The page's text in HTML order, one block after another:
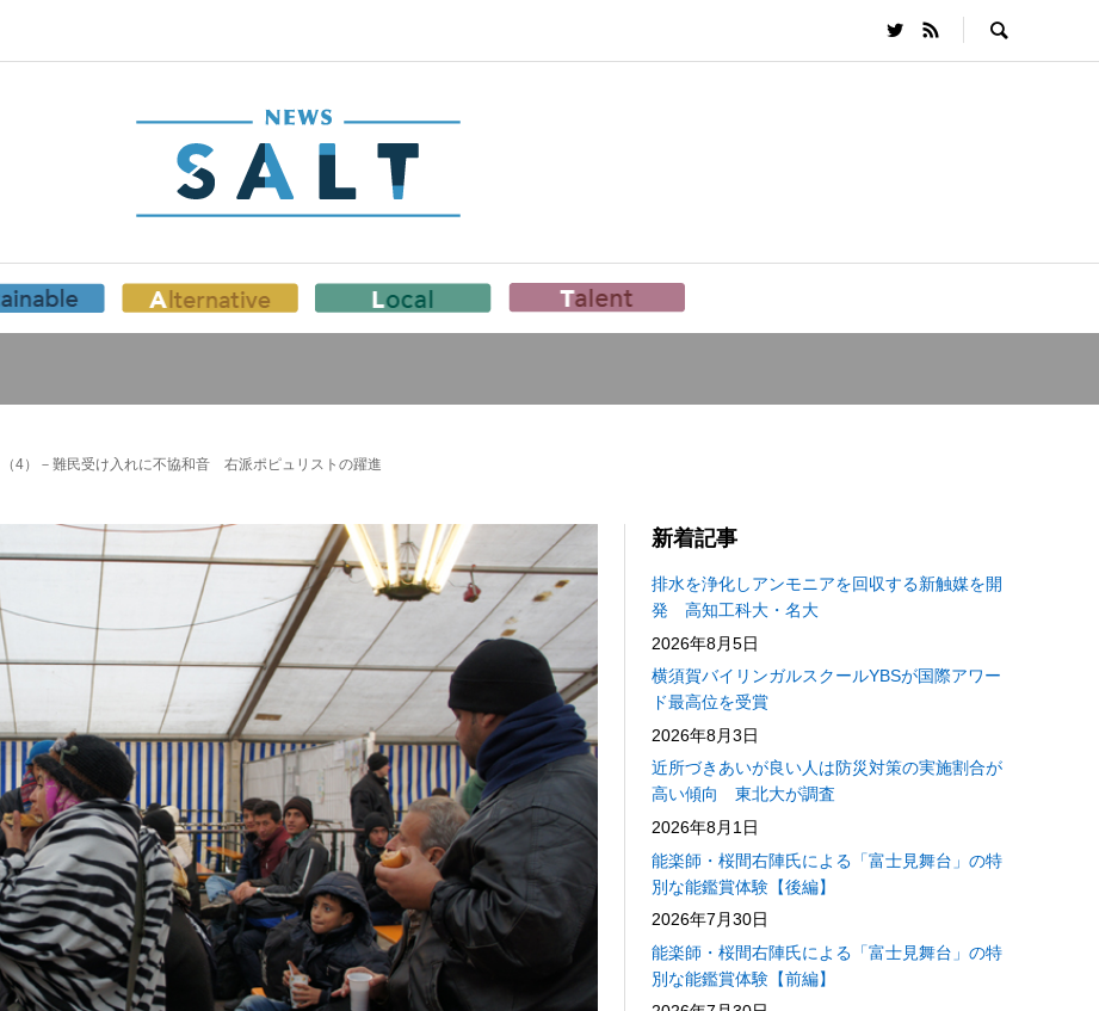
4）－難民受け入れに不協和音 右派ポピュリストの躍進
新着記事
排水を浄化しアンモニアを回収する新触媒を開
発 高知工科大・名大
2026年8月5日
横須賀バイリンガルスクールYBSが国際アワー
ド最高位を受賞
2026年8月3日
近所づきあいが良い人は防災対策の実施割合が
高い傾向 東北大が調査
2026年8月1日
能楽師・桜間右陣氏による「富士見舞台」の特
別な能鑑賞体験【後編】
2026年7月30日
能楽師・桜間右陣氏による「富士見舞台」の特
別な能鑑賞体験【前編】